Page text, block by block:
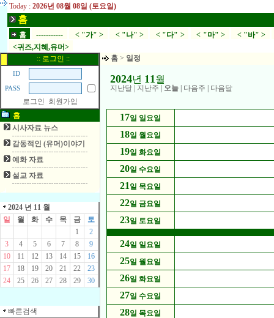
Today : 2026년 08월 08일 (토요일)
홈
홈 ----------- < "가" > < "나" > < "다" > < "마" > < "바" >
<귀즈,지혜,유머>
:: 로그인 ::
ID
PASS
로그인
회원가입
홈
시사자료 뉴스
감동적인 (유머)이야기
예화 자료
설교 자료
2024 년 11 월
일
월 화 수 목 금
토
1
2
3
4 5 6 7 8
9
10
11 12 13 14 15
16
17
18 19 20 21 22
23
24
25 26 27 28 29 30
빠른검색
홈 > 일정
2024년 11월
지난달 지난주 오늘 다음주 다음달
17일 일요일
18일 월요일
19일 화요일
20일 수요일
21 일 목요일
22일 금요일
23일 토요일
24일 일요일
25일 월요일
26일 화요일
27일 수요일
28일 목요일